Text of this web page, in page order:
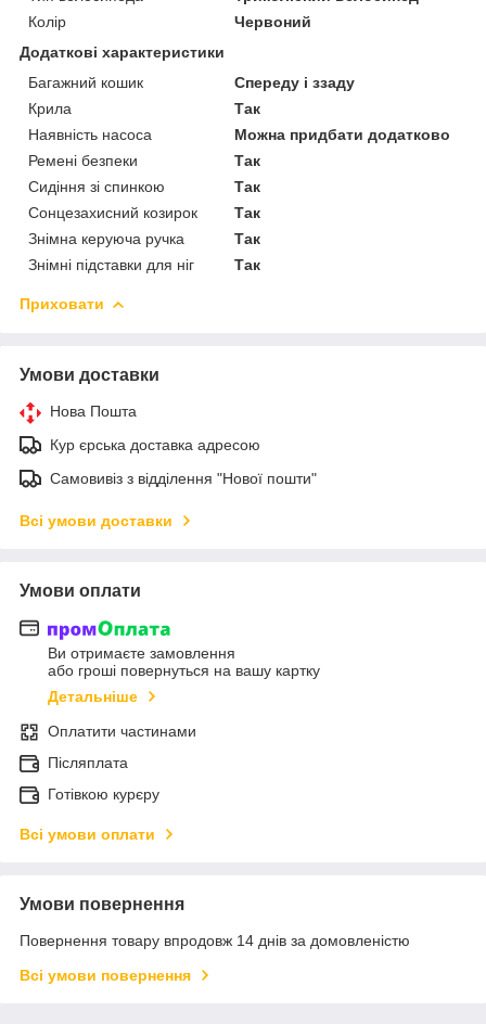
Колір
Червоний
Додаткові характеристики
Багажний кошик
Спереду і ззаду
Крила
Так
Наявність насоса
Можна придбати додатково
Ремені безпеки
Так
Сидіння зі спинкою
Так
Сонцезахисний козирок
Так
Знімна керуюча ручка
Так
Знімні підставки для ніг
Так
Приховати
Умови доставки
Нова Пошта
Кур єрська доставка адресою
Самовивіз з відділення "Нової пошти"
Всі умови доставки
Умови оплати
Ви отримаєте замовлення
або гроші повернуться на вашу картку
Детальніше
Оплатити частинами
Післяплата
Готівкою курєру
Всі умови оплати
Умови повернення
Повернення товару впродовж 14 днів за домовленістю
Всі умови повернення